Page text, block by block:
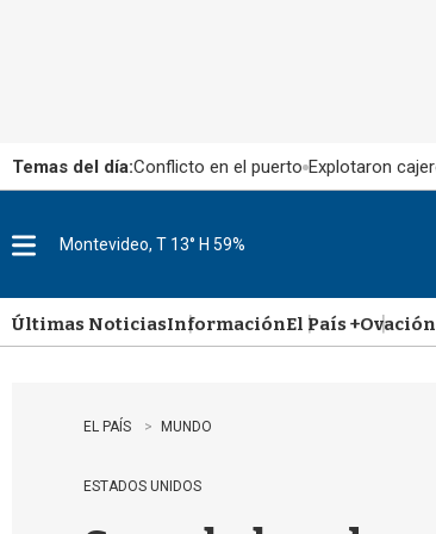
Temas del día:Conflicto en el puerto Explotaron
u
Montevideo, T 13° H 59%
Últimas NoticiasInformaciónEl País +Ovación
EL PAÍS MUNDO
ESTADOS UNIDOS